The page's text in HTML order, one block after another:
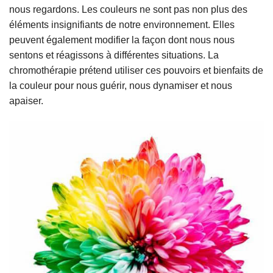
nous regardons. Les couleurs ne sont pas non plus des
éléments insignifiants de notre environnement. Elles
peuvent également modifier la façon dont nous nous
sentons et réagissons à différentes situations. La
chromothérapie prétend utiliser ces pouvoirs et bienfaits de
la couleur pour nous guérir, nous dynamiser et nous
apaiser.